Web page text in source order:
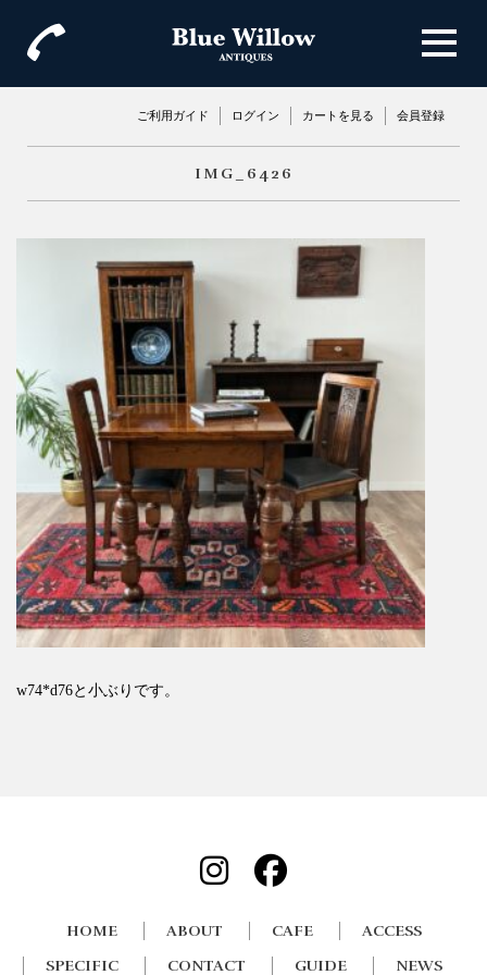
ご利用ガイド ログイン カートを見る 会員登録
IMG_6426
w74*d76と小ぶりです。
HOME ABOUT CAFE
ACCESS
SPECIFIC
CONTACT GUIDE NEWS